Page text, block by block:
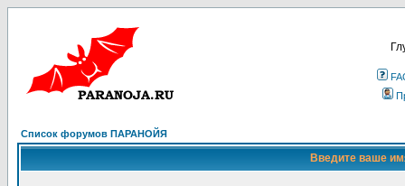
Список форумов ПАРАНОЙЯ
Введите ваше